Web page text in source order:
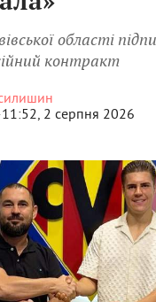
області
контракт
11:52, 2 серпня 2026